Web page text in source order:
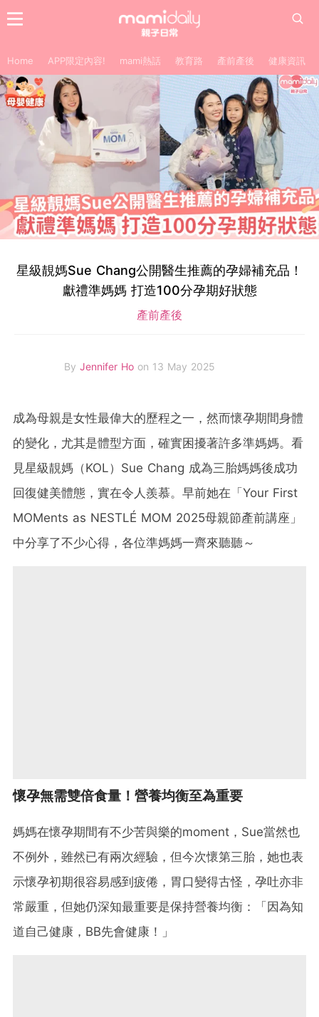
Home APP限定內容! mami熱話 教育路 產前產後 健康資訊
星級靚媽Sue Chang公開醫生推薦的孕婦補充品！
獻禮準媽媽 打造100分孕期好狀態
產前產後
By Jennifer Ho on 13 May 2025
成為母親是女性最偉大的歷程之一，然而懷孕期間身體
的變化，尤其是體型方面，確實困擾著許多準媽媽。看
見星級靚媽（KOL）Sue Chang 成為三胎媽媽後成功
回復健美體態，實在令人羨慕。早前她在「Your First
MOMents as NESTLÉ MOM 2025母親節產前講座」
中分享了不少心得，各位準媽媽一齊來聽聽～
懷孕無需雙倍食量！營養均衡至為重要
媽媽在懷孕期間有不少苦與樂的moment，Sue當然也
不例外，雖然已有兩次經驗，但今次懷第三胎，她也表
示懷孕初期很容易感到疲倦，胃口變得古怪，孕吐亦非
常嚴重，但她仍深知最重要是保持營養均衡：「因為知
道自己健康，BB先會健康！」